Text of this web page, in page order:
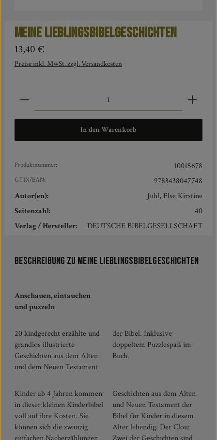
Meine Lieblingsbibelgeschichten
Regulärer Preis:
13,40 €
Preise inkl. MwSt. zzgl. Versandkosten
Produkt Anzahl: Gib den gewünschten Wert ein oder
In den Warenkorb
Produktnummer: 10015678
GTIN/EAN:
9783438047748
Autor(en):
Juhl, Else Kirstine
Seitenzahl:
40
Verlag / Hersteller:
DEUTSCHE BIBELGESELLSCHAFT
Beschreibung zu Meine Lieblingsbibelgeschichten
Anschauen, eintauchen
und puzzeln
20 kindgerecht erzählte und
grandios illustrierte
Geschichten aus dem Alten
und dem Neuen Testament
der Bibel. Inklusive
doppeltem Puzzlespaß im
Buch.
Kinder ab 4 Jahren kommen
in dieser kleinen Kinderbibel
voll auf ihre Kosten. Sie
können sich die zwanzig
Geschichten aus dem Alten
und Neuen Testament der
Bibel für Kinder in diesem
Alter lebendig. Der Clou: